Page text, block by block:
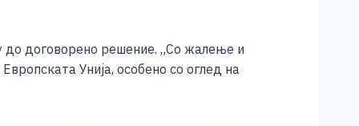
до договорено решение. „Со жалење и
Унија, особено со оглед на